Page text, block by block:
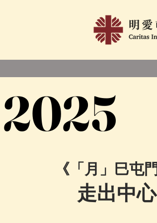
2025
2025
《「月」巳屯
走出中